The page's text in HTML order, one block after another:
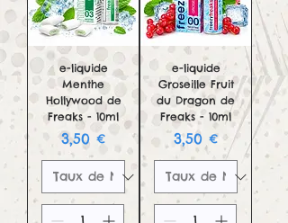
e-liquide
Menthe
Hollywood de
Freaks - 10ml
Prix
3,50 €
e-liquide
Groseille Fruit
du Dragon de
Freaks - 10ml
Prix
3,50 €